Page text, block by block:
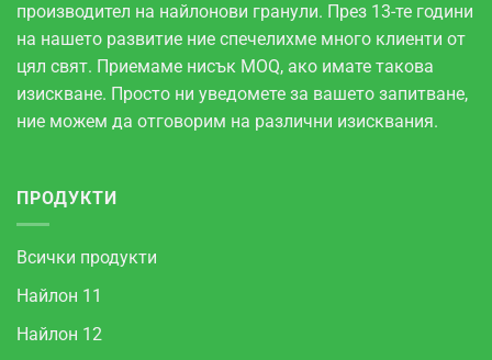
производител на найлонови гранули. През 13-те години
на нашето развитие ние спечелихме много клиенти от
цял свят. Приемаме нисък MOQ, ако имате такова
изискване. Просто ни уведомете за вашето запитване,
ние можем да отговорим на различни изисквания.
ПРОДУКТИ
Всички продукти
Найлон 11
Найлон 12